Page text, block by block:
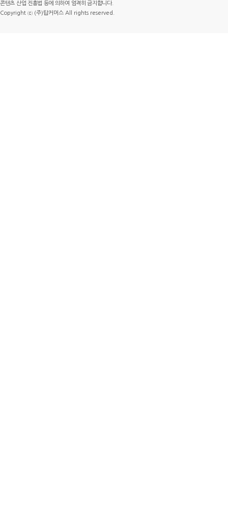
콘텐츠 산업 진흥법 등에 의하여 엄격히 금지합니다.
Copyright ⓒ (주)탑커머스 All rights reserved.